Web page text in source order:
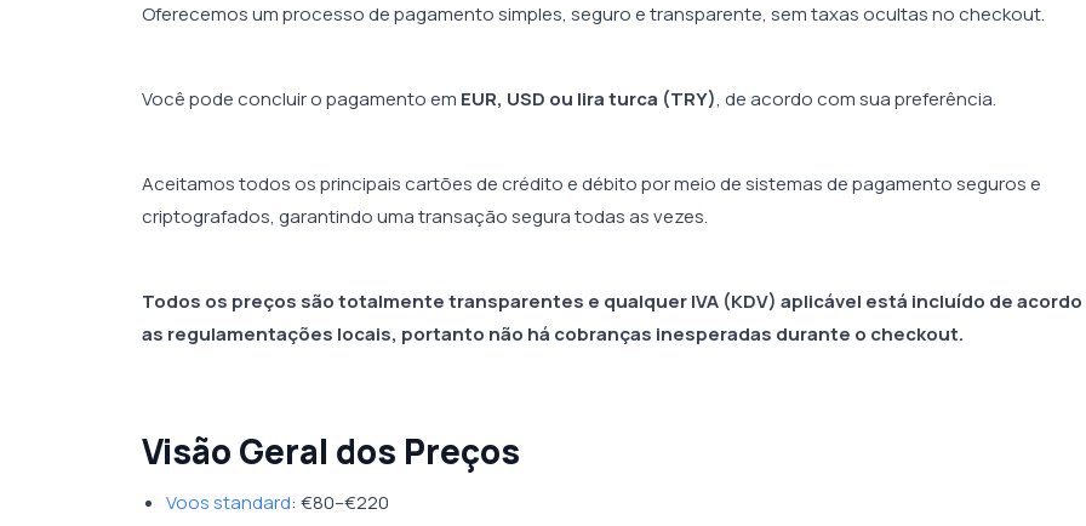
Oferecemos um processo de pagamento simples, seguro e transparente, sem taxas ocultas no checkout.
Você pode concluir o pagamento em EUR, USD ou lira turca (TRY), de acordo com sua preferência.
Aceitamos todos os principais cartões de crédito e débito por meio de sistemas de pagamento seguros e
criptografados, garantindo uma transação segura todas as vezes.
Todos os preços são totalmente transparentes e qualquer IVA (KDV) aplicável está incluído de acordo
as regulamentações locais, portanto não há cobranças inesperadas durante o checkout.
Visão Geral dos Preços
Voos standard: €80–€220